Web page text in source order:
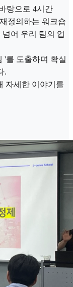
탕으로 4시간
정의하는 워크숍
어 우리 팀의 업
'를 도출하며 확실
.
자세한 이야기를